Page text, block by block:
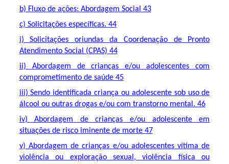
b) Fluxo de ações: Abordagem Social 43
c) Solicitações específicas. 44
i) Solicitações oriundas da Coordenação de Pronto
Atendimento Social (CPAS) 44
ii) Abordagem de crianças e/ou adolescentes com
comprometimento de saúde 45
iii) Sendo identificada criança ou adolescente sob uso de
álcool ou outras drogas e/ou com transtorno mental. 46
iv) Abordagem de crianças e/ou adolescente em
situações de risco iminente de morte 47
v) Abordagem de crianças e/ou adolescentes vítima de
violência ou exploração sexual, violência física ou